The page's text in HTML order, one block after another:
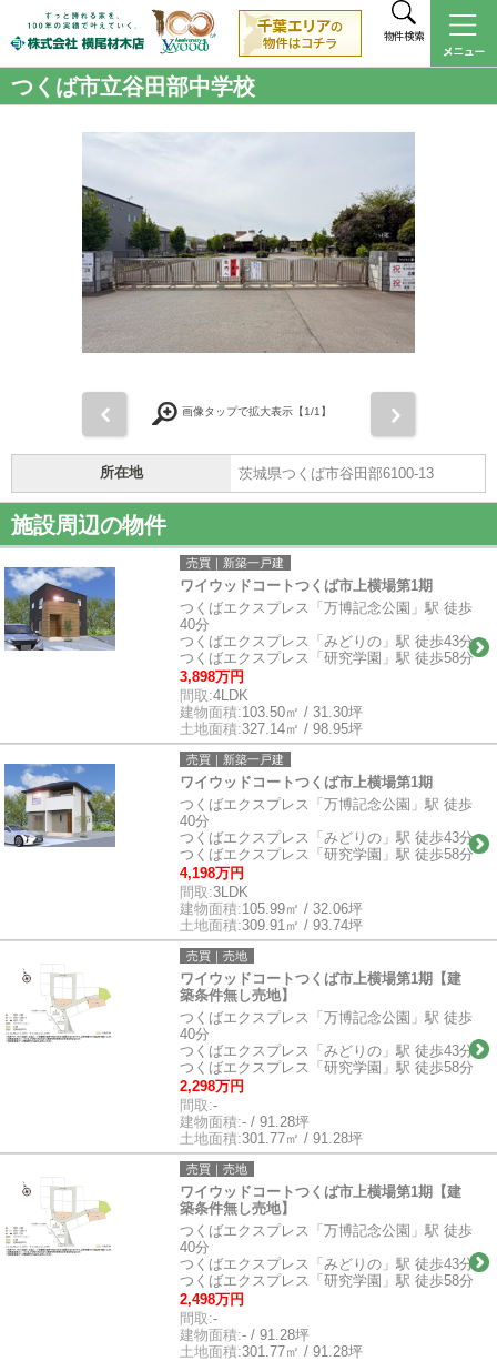
物件検索
つくば市立谷田部中学校
画像タップで拡大表示【1/1】
所在地 茨城県つくば市谷田部6100-13
施設周辺の物件
売買｜新築一戸建
ワイウッドコートつくば市上横場第1期
つくばエクスプレス「万博記念公園」駅 徒歩
40分
つくばエクスプレス「みどりの」駅 徒歩43分
つくばエクスプレス「研究学園」駅 徒歩58分
3,898万円
間取:4LDK
建物面積:103.50㎡ / 31.30坪
土地面積:327.14㎡ / 98.95坪
売買｜新築一戸建
ワイウッドコートつくば市上横場第1期
つくばエクスプレス「万博記念公園」駅 徒歩
40分
つくばエクスプレス「みどりの」駅 徒歩43分
つくばエクスプレス「研究学園」駅 徒歩58分
4,198万円
間取:3LDK
建物面積:105.99㎡ / 32.06坪
土地面積:309.91㎡ / 93.74坪
売買｜売地
ワイウッドコートつくば市上横場第1期【建
築条件無し売地】
つくばエクスプレス「万博記念公園」駅 徒歩
40分
つくばエクスプレス「みどりの」駅 徒歩43分
つくばエクスプレス「研究学園」駅 徒歩58分
2,298万円
間取:-
建物面積:- / 91.28坪
土地面積:301.77㎡ / 91.28坪
売買｜売地
ワイウッドコートつくば市上横場第1期【建
築条件無し売地】
つくばエクスプレス「万博記念公園」駅 徒歩
40分
つくばエクスプレス「みどりの」駅 徒歩43分
つくばエクスプレス「研究学園」駅 徒歩58分
2,498万円
間取:-
建物面積:- / 91.28坪
土地面積:301.77㎡ / 91.28坪